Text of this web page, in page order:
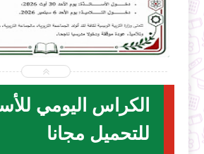
2026-07-28
ecoledz.net
الكراس اليومي
للتحميل مجانا